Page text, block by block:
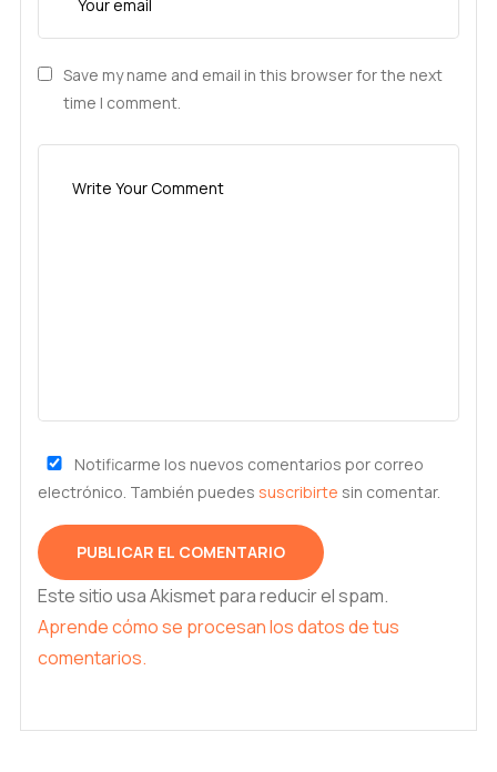
Save my name and email in this browser for the next
time I comment.
Notificarme los nuevos comentarios por correo
electrónico. También puedes suscribirte sin comentar.
Este sitio usa Akismet para reducir el spam.
Aprende cómo se procesan los datos de tus
comentarios.